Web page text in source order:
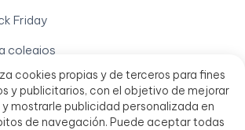
cookies propias y de terceros para fines
y publicitarios, con el objetivo de mejorar
mostrarle publicidad personalizada en
de navegación. Puede aceptar todas
Friday
colegios
de teclados